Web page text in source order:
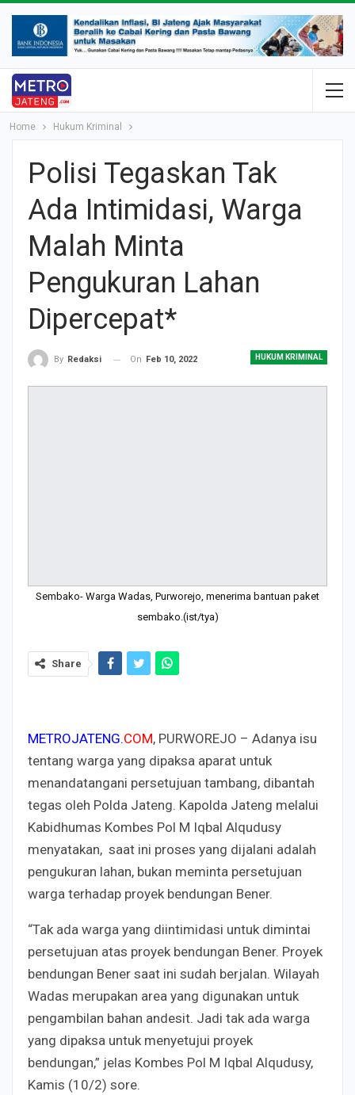
Home Hukum Kriminal
Polisi Tegaskan Tak
Ada Intimidasi, Warga
Malah Minta
Pengukuran Lahan
Dipercepat*
HUKUM KRIMINAL
By Redaksi On Feb 10, 2022
Sembako- Warga Wadas, Purworejo, menerima bantuan paket
sembako.(ist/tya)
Share
METROJATENG.COM, PURWOREJO – Adanya isu
tentang warga yang dipaksa aparat untuk
menandatangani persetujuan tambang, dibantah
tegas oleh Polda Jateng. Kapolda Jateng melalui
Kabidhumas Kombes Pol M Iqbal Alqudusy
menyatakan, saat ini proses yang dijalani adalah
pengukuran lahan, bukan meminta persetujuan
warga terhadap proyek bendungan Bener.
“Tak ada warga yang diintimidasi untuk dimintai
persetujuan atas proyek bendungan Bener. Proyek
bendungan Bener saat ini sudah berjalan. Wilayah
Wadas merupakan area yang digunakan untuk
pengambilan bahan andesit. Jadi tak ada warga
yang dipaksa untuk menyetujui proyek
bendungan,” jelas Kombes Pol M Iqbal Alqudusy,
Kamis (10/2) sore.